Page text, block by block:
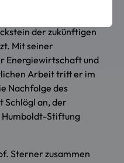
und Kollegen
der zukünftigen
Mit seiner
Energiewirtschaft und
Arbeit tritt er im
Nachfolge des
an, der
Humboldt-Stiftung
Sterner zusammen